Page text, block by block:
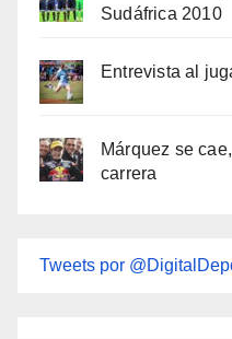
Sudáfrica 2010
Entrevista al
Márquez se
carrera
Tweets por